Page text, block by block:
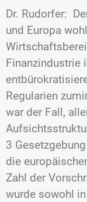
Dr. Rudorfer:
und Europa
Finanzindustrie
Regularien
war der Fall,
3
die
Zahl der
wurde sowohl